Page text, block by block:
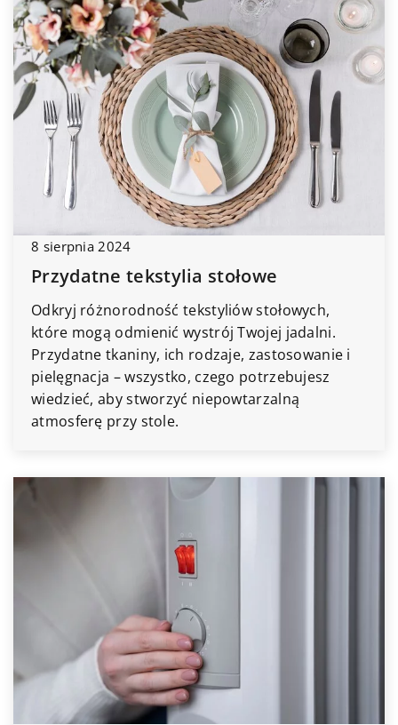
8 sierpnia 2024
Przydatne tekstylia stołowe
Odkryj różnorodność tekstyliów stołowych,
które mogą odmienić wystrój Twojej jadalni.
Przydatne tkaniny, ich rodzaje, zastosowanie i
pielęgnacja – wszystko, czego potrzebujesz
wiedzieć, aby stworzyć niepowtarzalną
atmosferę przy stole.